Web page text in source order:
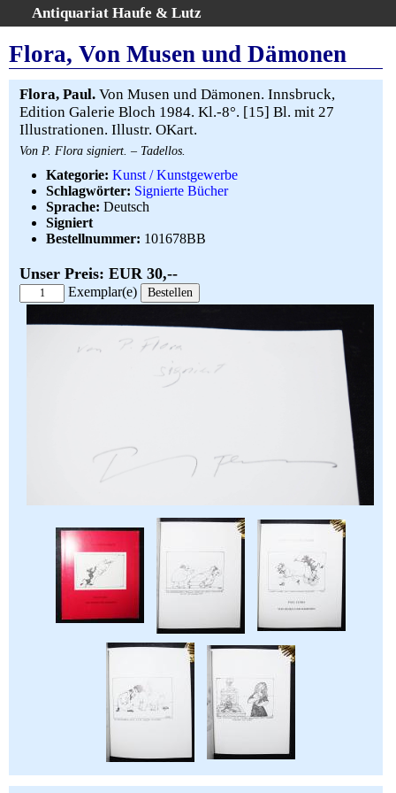
Antiquariat Haufe & Lutz
Home
Gesamtbestand
Erweiterte Suche
Kategorien
Warenkorb
AGB
Widerruf
Aktuelle Kataloge
Kontakt
Ankauf
Flora, Von Musen und Dämonen
Flora, Paul. Von Musen und Dämonen. Innsbruck,
Edition Galerie Bloch 1984. Kl.-8°. [15] Bl. mit 27
Illustrationen. Illustr. OKart.
Von P. Flora signiert. – Tadellos.
Kategorie: Kunst / Kunstgewerbe
Schlagwörter: Signierte Bücher
Sprache: Deutsch
Signiert
Bestellnummer: 101678BB
Unser Preis: EUR 30,--
Exemplar(e)